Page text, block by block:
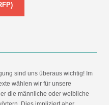
sind uns überaus wichtig! Im
wählen wir für unsere
die männliche oder weibliche